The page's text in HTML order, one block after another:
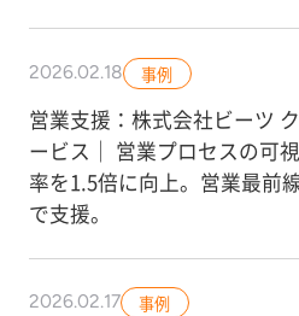
2026.02.18 事例
営業支援：株式会社ビーツ
ービス｜ 営業プロセスの可
率を1.5倍に向上。営業最前
で支援。
2026.02.17 事例